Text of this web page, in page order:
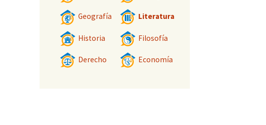
Geografía Literatura
Historia Filosofía
Derecho Economía